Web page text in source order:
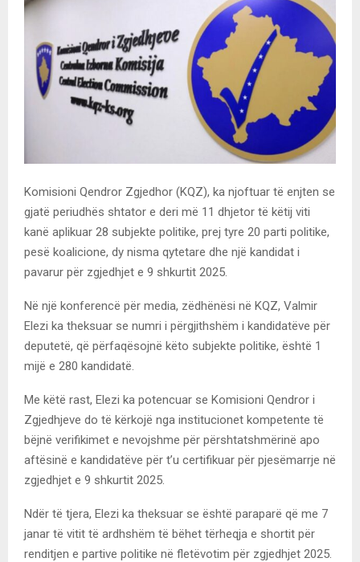
Komisioni Qendror Zgjedhor (KQZ), ka njoftuar të enjten se
gjatë periudhës shtator e deri më 11 dhjetor të këtij viti
kanë aplikuar 28 subjekte politike, prej tyre 20 parti politike,
pesë koalicione, dy nisma qytetare dhe një kandidat i
pavarur për zgjedhjet e 9 shkurtit 2025.
Në një konferencë për media, zëdhënësi në KQZ, Valmir
Elezi ka theksuar se numri i përgjithshëm i kandidatëve për
deputetë, që përfaqësojnë këto subjekte politike, është 1
mijë e 280 kandidatë.
Me këtë rast, Elezi ka potencuar se Komisioni Qendror i
Zgjedhjeve do të kërkojë nga institucionet kompetente të
bëjnë verifikimet e nevojshme për përshtatshmërinë apo
aftësinë e kandidatëve për t’u certifikuar për pjesëmarrje në
zgjedhjet e 9 shkurtit 2025.
Ndër të tjera, Elezi ka theksuar se është paraparë që me 7
janar të vitit të ardhshëm të bëhet tërheqja e shortit për
renditjen e partive politike në fletëvotim për zgjedhjet 2025.